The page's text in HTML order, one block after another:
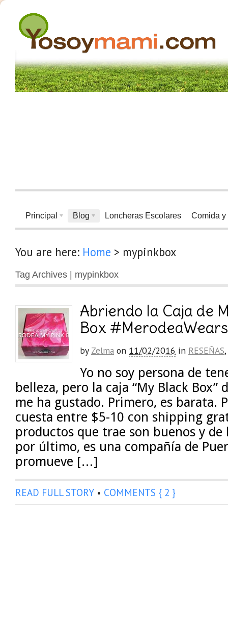
Principal Blog Loncheras Escolares Comida y
You are here: Home > mypinkbox
Tag Archives | mypinkbox
Abriendo la Caja de
Box
by Zelma on 11/02/2016 in RESEÑAS,
Yo no soy persona de
belleza, pero la caja “My Black Box”
me ha gustado. Primero, es barata.
cuesta entre $5-10 con shipping
productos que trae son buenos y de
por último, es una compañía de
promueve […]
READ FULL STORY • COMMENTS { 2 }